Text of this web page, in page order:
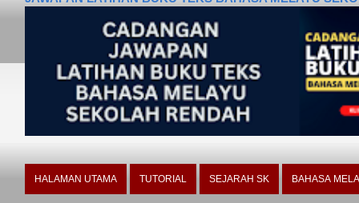
HALAMAN UTAMA TUTORIAL SEJARAH SK BAHASA